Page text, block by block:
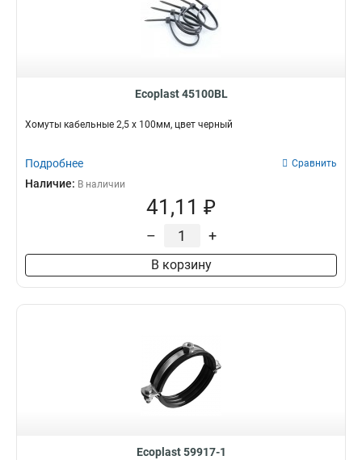
Ecoplast 45100BL
Хомуты кабельные 2,5 х 100мм, цвет черный
Подробнее Сравнить
Наличие: В наличии
41,11 ₽
– +
В корзину
Ecoplast 59917-1